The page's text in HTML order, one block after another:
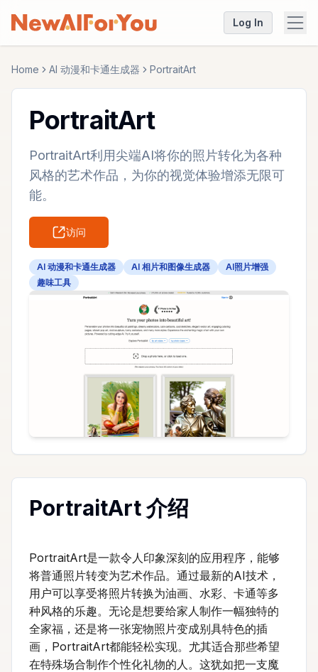
Log In
Home AI 动漫和卡通生成器 PortraitArt
PortraitArt
PortraitArt利用尖端AI将你的照片转化为各种
风格的艺术作品，为你的视觉体验增添无限可
能。
访问
AI 动漫和卡通生成器 AI 相片和图像生成器
AI照片增强
趣味工具
PortraitArt 介绍
PortraitArt是一款令人印象深刻的应用程序，能够
将普通照片转变为艺术作品。通过最新的AI技术，
用户可以享受将照片转换为油画、水彩、卡通等多
种风格的乐趣。无论是想要给家人制作一幅独特的
全家福，还是将一张宠物照片变成别具特色的插
画，PortraitArt都能轻松实现。尤其适合那些希望
在特殊场合制作个性化礼物的人。这犹如把一支魔